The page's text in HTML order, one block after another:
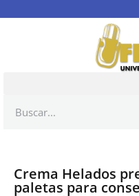
Crema Helados
paletas para